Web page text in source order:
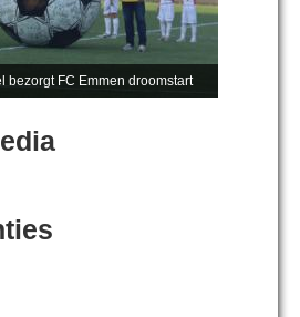
bezorgt FC Emmen droomstart